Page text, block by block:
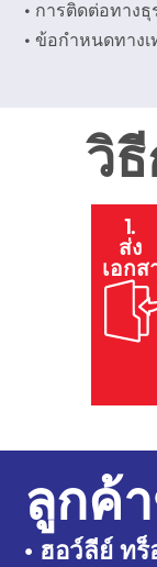
• การติดต่อทางธุ
• ข้อกำหนดทาง
วิ
1.
ส่ง
เอกส
ลูกค้
• ฮอว์ลีย์ ทร็